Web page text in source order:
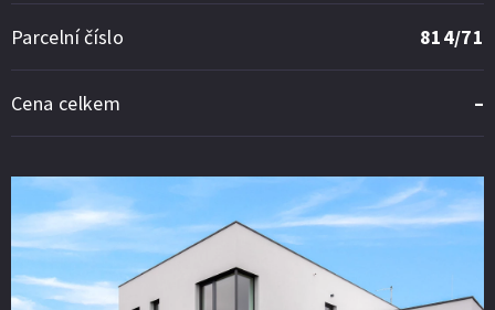
Parcelní číslo 814/71
Cena celkem –